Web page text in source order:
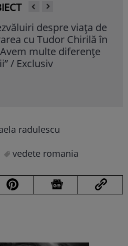
despre viața de
cu Tudor Chirilă în
multe diferențe
/ Exclusiv
radulescu
vedete romania